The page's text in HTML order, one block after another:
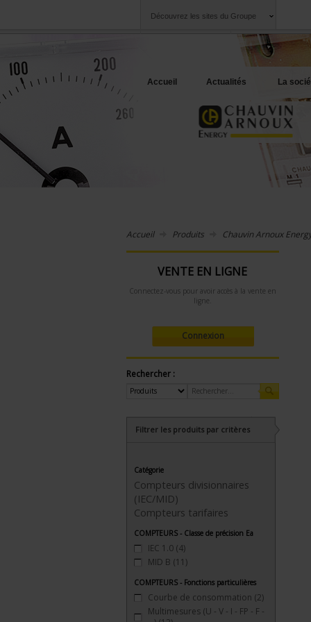
Découvrez les sites du Groupe
Sociétés
Une offre à votre
Accueil Actualités La
Accueil Produits Chauvin Arnoux
VENTE EN LIGNE
Connectez-vous pour avoir accès à la vente en
ligne.
Connexion
Rechercher :
Filtrer les produits par critères
Catégorie
Compteurs divisionnaires
(IEC/MID)
Compteurs tarifaires
COMPTEURS - Classe de précision Ea
IEC 1.0 (4)
MID B (11)
COMPTEURS - Fonctions particulières
Courbe de consommation (2)
Multimesures (U - V - I - FP - F -